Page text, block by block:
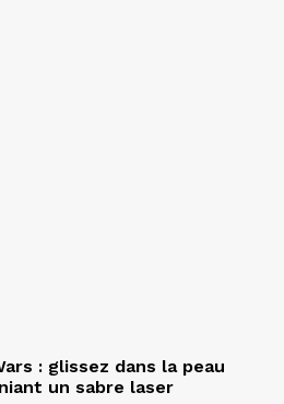
: glissez dans la peau
un sabre laser